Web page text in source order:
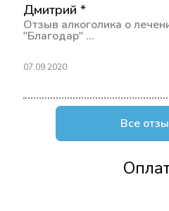
Дмитрий *
Отзыв алкоголика о
"Благодар" ...
07.09.2020
Все